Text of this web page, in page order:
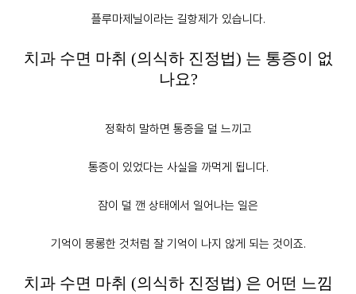
플루마제닐이라는 길항제가 있습니다.
치과 수면 마취 (의식하 진정법) 는 통증이 없
나요?
정확히 말하면 통증을 덜 느끼고
통증이 있었다는 사실을 까먹게 됩니다.
잠이 덜 깬 상태에서 일어나는 일은
기억이 몽롱한 것처럼 잘 기억이 나지 않게 되는 것이죠.
치과 수면 마취 (의식하 진정법) 은 어떤 느낌